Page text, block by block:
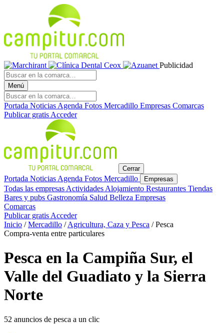
Publicidad
Menú
Portada Noticias Agenda Fotos Mercadillo Empresas Comarcas
Publicar gratis Acceder
Cerrar
Portada Noticias Agenda Fotos Mercadillo Empresas
Todas las empresas Actividades Alojamiento Restaurantes Tiendas
Bares y pubs Gastronomía Salud Belleza Empresas
Comarcas
Publicar gratis Acceder
Inicio / Mercadillo / Agricultura, Caza y Pesca / Pesca
Compra-venta entre particulares
Pesca en la Campiña Sur, el
Valle del Guadiato y la Sierra
Norte
52 anuncios de pesca a un clic